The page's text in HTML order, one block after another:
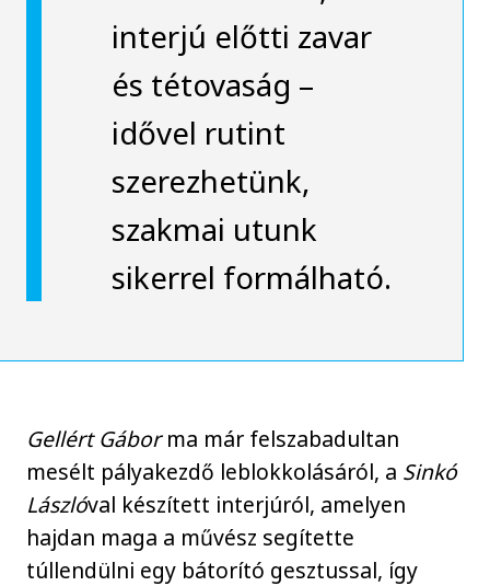
interjú előtti zavar
és tétovaság –
idővel rutint
szerezhetünk,
szakmai utunk
sikerrel formálható.
Gellért Gáborma már felszabadultan
mesélt pályakezdő leblokkolásáról, a Sinkó
Lászlóval készített interjúról, amelyen
hajdan maga a művész segítette
túllendülni egy bátorító gesztussal, így